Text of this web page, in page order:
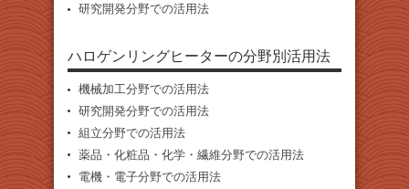
研究開発分野での活用法
ハロゲンリングヒーターの分野別活用法
機械加工分野での活用法
研究開発分野での活用法
組立分野での活用法
薬品・化粧品・化学・繊維分野での活用法
電機・電子分野での活用法